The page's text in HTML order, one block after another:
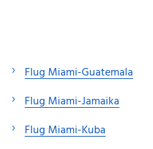
Flug Miami-Guatemala
Flug Miami-Jamaika
Flug Miami-Kuba